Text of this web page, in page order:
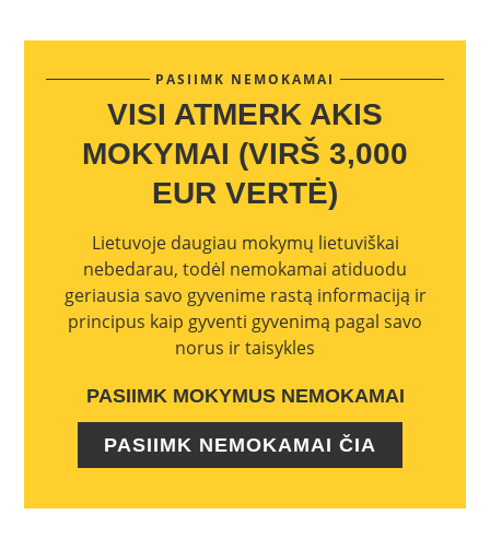
PASIIMK NEMOKAMAI
VISI ATMERK AKIS
MOKYMAI (VIRŠ 3,000
EUR VERTĖ)
Lietuvoje daugiau mokymų lietuviškai
nebedarau, todėl nemokamai atiduodu
geriausia savo gyvenime rastą informaciją ir
principus kaip gyventi gyvenimą pagal savo
norus ir taisykles
PASIIMK MOKYMUS NEMOKAMAI
PASIIMK NEMOKAMAI ČIA